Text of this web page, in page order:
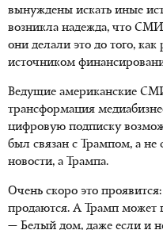
вынуждены искать иные
возникла надежда, что СМИ
они делали это до того,
источником
Ведущие американские
трансформация
цифровую подписку
был связан с Трампом, а
новости, а Трампа.
Очень скоро это
продаются. А Трамп может
— Белый дом, даже если и